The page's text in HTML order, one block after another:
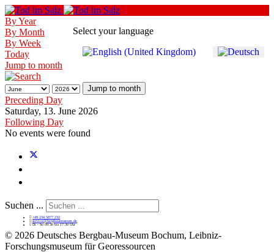
Select your language
By Year
By Month
By Week
Today
Jump to month
Jump to month
Preceding Day
Saturday, 13. June 2026
Following Day
No events were found
Suchen ...
+49 234 5877 232
service@bergbaumuseum.de
Di - So 09:30 bis 17:30 Uhr
© 2026 Deutsches Bergbau-Museum Bochum, Leibniz-
Forschungsmuseum für Georessourcen